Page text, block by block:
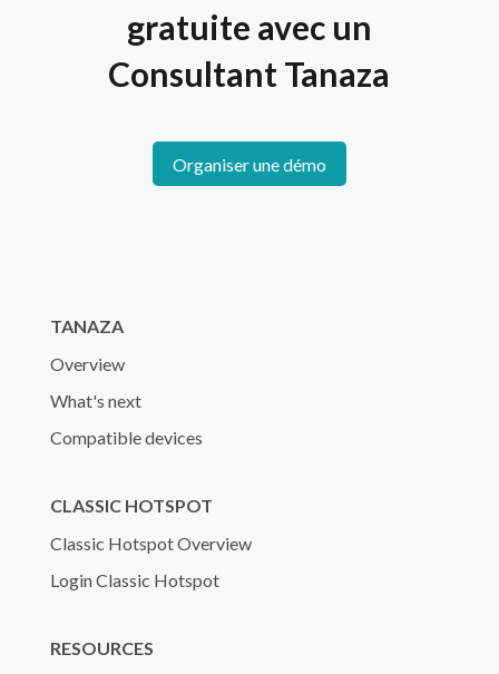
gratuite avec un
Consultant Tanaza
Organiser une démo
TANAZA
Overview
What's next
Compatible devices
CLASSIC HOTSPOT
Classic Hotspot Overview
Login Classic Hotspot
RESOURCES